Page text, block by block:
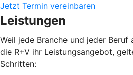
Jetzt Termin vereinbaren
Leistungen
Weil jede Branche und jeder
die R+V ihr Leistungsangebot,
Schritten: